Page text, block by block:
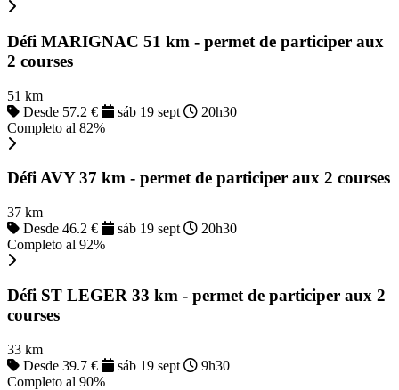
Défi MARIGNAC 51 km - permet de participer aux
2 courses
51 km
Desde 57.2 €
sáb 19 sept
20h30
Completo al 82%
Défi AVY 37 km - permet de participer aux 2 courses
37 km
Desde 46.2 €
sáb 19 sept
20h30
Completo al 92%
Défi ST LEGER 33 km - permet de participer aux 2
courses
33 km
Desde 39.7 €
sáb 19 sept
9h30
Completo al 90%